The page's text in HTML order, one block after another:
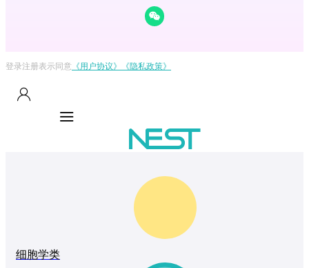
登录注册表示同意 《用户协议》 《隐私政策》
细胞学类